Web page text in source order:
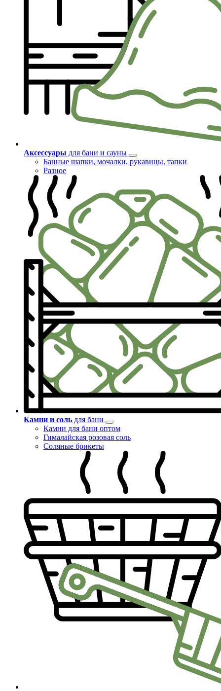
Аксессуары для бани и сауны
Банные шапки, мочалки, рукавицы, тапки
Разное
Камни и соль для бани
Камни для бани оптом
Гималайская розовая соль
Соляные брикеты